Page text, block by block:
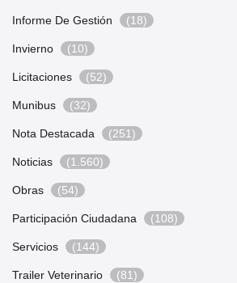
Informe De Gestión (18)
Invierno (10)
Licitaciones (52)
Munibus (32)
Nota Destacada (251)
Noticias (1.560)
Obras (54)
Participación Ciudadana (108)
Servicios (144)
Trailer Veterinario (81)